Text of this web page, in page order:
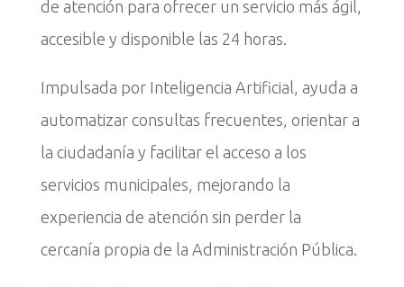
de atención para ofrecer un servicio más ágil,
accesible y disponible las 24 horas.
Impulsada por Inteligencia Artificial, ayuda a
automatizar consultas frecuentes, orientar a
la ciudadanía y facilitar el acceso a los
servicios municipales, mejorando la
experiencia de atención sin perder la
cercanía propia de la Administración Pública.